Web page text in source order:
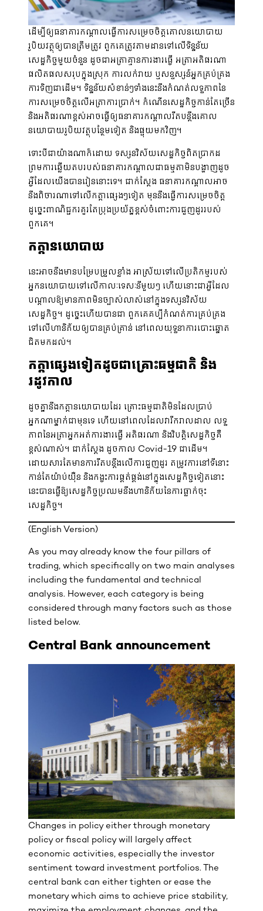
ដើម្បីឲ្យធនាគារកណ្តាលធ្វើការសម្រេចចិត្តគោលនយោបាយ
រូបិយវត្ថុឲ្យបានត្រឹមត្រូវ ពួកគេត្រូវតាមដានទៅលើទិន្នន័យ
សេដ្ឋកិច្ចមួយចំនួន ដូចជាអត្រាគ្មានការងារធ្វើ អត្រាអតិផរណា
ផលិតផលសរុបក្នុងស្រុក ការលក់រាយ ឬសន្ទស្សន៍អ្នកគ្រប់គ្រង
ការទិញជាដើម។ ទិន្នន័យសំខាន់ៗទាំងនេះនឹងកំណត់លទ្ធភាពនៃ
ការសម្រេចចិត្តលើអត្រាការប្រាក់។ កំណើនសេដ្ឋកិច្ចកាន់តែច្រើន
និងអតិផរណាខ្ពស់អាចធ្វើឲ្យធនាគារកណ្តាលរឹតបន្តឹងគោល
នយោបាយរូបិយវត្ថុបន្ថែមទៀត និងផ្ទុយមកវិញ។
ទោះបីជាយ៉ាងណាក៏ដោយ ទស្សនវិស័យសេដ្ឋកិច្ចពិតប្រាកដ
ព្រមការឆ្លើយតបរបស់ធនាគារកណ្តាលជាធម្មតាមិនបង្ហាញដូច
អ្វីដែលយើងបានរៀននោះទេ។ ជាក់ស្តែង ធនាគារកណ្តាលអាច
នឹងពិចារណាទៅលើកត្តាផ្សេងៗទៀត មុននឹងធ្វើការសម្រេចចិត្ត
ដូច្នេះពាណិជ្ជករគួរតែប្រុងប្រយ័ត្នខ្ពស់ចំពោះការ​ជួញដូររបស់
ពួកគេ។
កត្តានយោបាយ
នេះអាចនឹងមានបម្រែបម្រួលខ្លាំង អាស្រ័យទៅលើប្រតិកម្មរបស់
អ្នកនយោបាយទៅលើកាលៈទេសៈនីមួយៗ ហើយនោះជាអ្វីដែល
បណ្តាលឱ្យមានភាពមិនច្បាស់លាស់នៅក្នុងទស្សនវិស័យ
សេដ្ឋកិច្ច។ ដូច្នេះហើយបានជា ពួកគេគប្បីកំណត់ការគ្រប់គ្រង
ទៅលើហានិភ័យឲ្យបានគ្រប់គ្រាន់ នៅពេលយុទ្ធនាការបោះឆ្នោត
ជិតមកដល់។
កត្តាផ្សេងទៀតដូចជាគ្រោះធម្មជាតិ និង
រដូវកាល
ដូចគ្នានឹងកត្តានយោបាយដែរ គ្រោះធម្មជាតិមិនដែលប្រាប់
អ្នកណាម្នាក់ជាមុនទេ ហើយនៅពេលដែលវារីករាលដាល លទ្ធ
ភាពនៃអត្រាអ្នកអត់ការងារធ្វើ អតិផរណា និងវិបត្តិសេដ្ឋកិច្ចគឺ
ខ្ពស់ណាស់។ ជាក់ស្តែង ដូចកាល Covid-19 ជាដើម។
ដោយសារតែមានការរឹតបន្តឹងលើការជួញដូរ តម្រូវការនៅទីនោះ
កាន់តែយ៉ាប់យ៉ឺន និងកង្វះការផ្គត់ផ្គង់នៅក្នុងសេដ្ឋកិច្ចទៀតនោះ
នេះបានធ្វើឱ្យសេដ្ឋកិច្ចប្រឈមនឹងហានិភ័យនៃការធ្លាក់ចុះ
សេដ្ឋកិច្ច។
(English Version)
As you may already know the four pillars of
trading, which specifically on two main analyses
including the fundamental and technical
analysis. However, each category is being
considered through many factors such as those
listed below.
Central Bank announcement
Changes in policy either through monetary
policy or fiscal policy will largely affect
economic activities, especially the investor
sentiment toward investment portfolios. The
central bank can either tighten or ease the
monetary which aims to achieve price stability,